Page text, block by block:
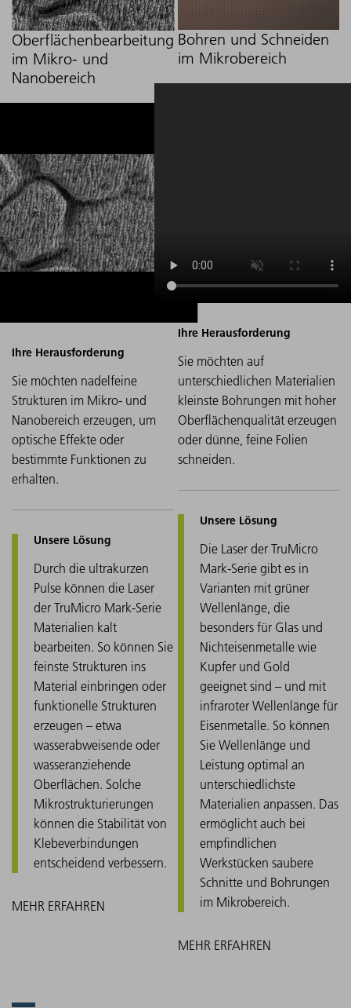
Oberflächenbearbeitung
im Mikro- und
Nanobereich
Sie möchten nadelfeine
Strukturen im Mikro- und
Nanobereich erzeugen, um
optische Effekte oder
bestimmte Funktionen zu
erhalten.
Durch die ultrakurzen
Pulse können die Laser
der TruMicro Mark-Serie
Materialien kalt
bearbeiten. So können Sie
feinste Strukturen ins
Material einbringen oder
funktionelle Strukturen
erzeugen – etwa
wasserabweisende oder
wasseranziehende
Oberflächen. Solche
Mikrostrukturierungen
können die Stabilität von
Klebeverbindungen
entscheidend verbessern.
Bohren und Schneiden
im Mikrobereich
Sie möchten auf
unterschiedlichen Materialien
kleinste Bohrungen mit hoher
Oberflächenqualität erzeugen
oder dünne, feine Folien
schneiden.
Die Laser der TruMicro
Mark-Serie gibt es in
Varianten mit grüner
Wellenlänge, die
besonders für Glas und
Nichteisenmetalle wie
Kupfer und Gold
geeignet sind – und mit
infraroter Wellenlänge für
Eisenmetalle. So können
Sie Wellenlänge und
Leistung optimal an
unterschiedlichste
Materialien anpassen. Das
ermöglicht auch bei
empfindlichen
Werkstücken saubere
Schnitte und Bohrungen
im Mikrobereich.